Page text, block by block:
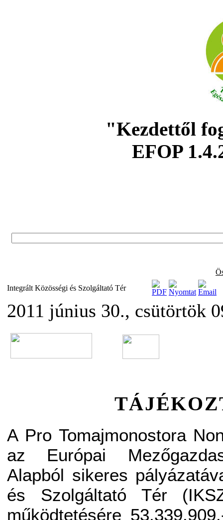
"Kezdettől
EFOP
Integrált Közösségi és Szolgáltató Tér
2011 június 30., csütörtök
A Pro Tomajmonostora
az Európai
Alapból sikeres
és Szolgáltató Tér
működtetésére